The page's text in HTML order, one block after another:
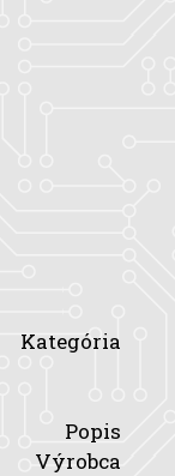
Kategória
Popis
Výrobca